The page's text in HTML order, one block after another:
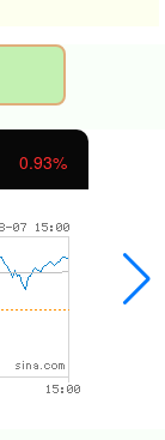
0.93%